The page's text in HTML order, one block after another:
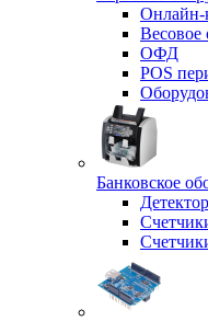
Онлайн-
Весовое
ОФД
POS
Банковское